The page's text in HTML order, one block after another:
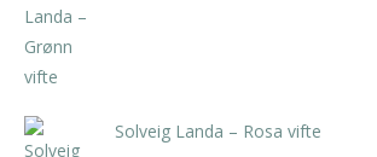
Solveig Landa – Rosa vifte